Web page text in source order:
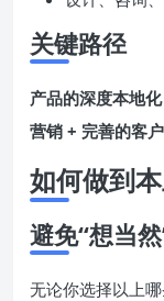
关键路径
产品的深度本地
营销 + 完善的客
如何做到
避免“想当
无论你选择以上